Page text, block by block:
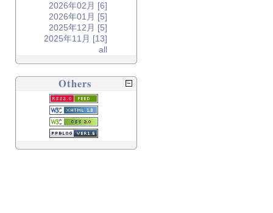
2026年02月 [6]
2026年01月 [5]
2025年12月 [5]
2025年11月 [13]
all
Others